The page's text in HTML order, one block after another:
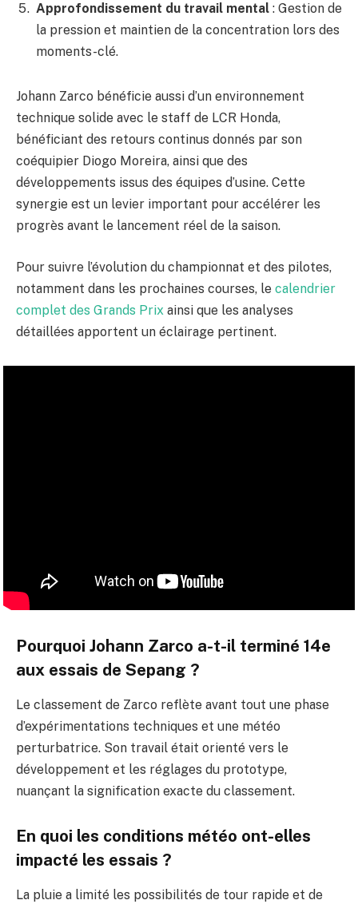
Approfondissement du travail mental : Gestion de
la pression et maintien de la concentration lors des
moments-clé.
Johann Zarco bénéficie aussi d’un environnement
technique solide avec le staff de LCR Honda,
bénéficiant des retours continus donnés par son
coéquipier Diogo Moreira, ainsi que des
développements issus des équipes d’usine. Cette
synergie est un levier important pour accélérer les
progrès avant le lancement réel de la saison.
Pour suivre l’évolution du championnat et des pilotes,
notamment dans les prochaines courses, le calendrier
complet des Grands Prix ainsi que les analyses
détaillées apportent un éclairage pertinent.
Pourquoi Johann Zarco a-t-il terminé 14e
aux essais de Sepang ?
Le classement de Zarco reflète avant tout une phase
d’expérimentations techniques et une météo
perturbatrice. Son travail était orienté vers le
développement et les réglages du prototype,
nuançant la signification exacte du classement.
En quoi les conditions météo ont-elles
impacté les essais ?
La pluie a limité les possibilités de tour rapide et de